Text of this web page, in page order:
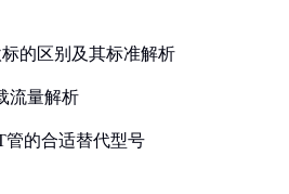
的区别及其标准解析
流量解析
管的合适替代型号